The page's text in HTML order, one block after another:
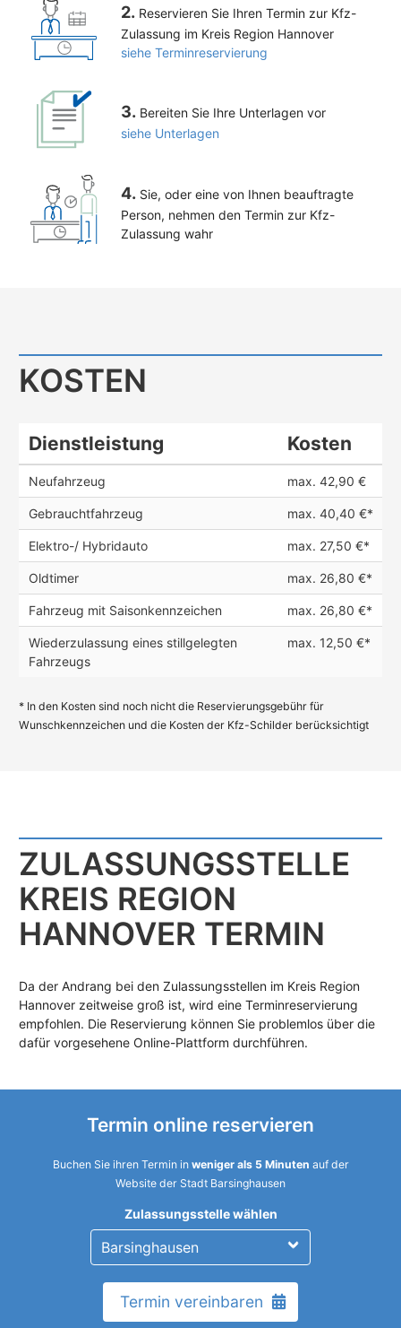
2. Reservieren Sie Ihren Termin zur Kfz-
Zulassung im Kreis Region Hannover
siehe Terminreservierung
3. Bereiten Sie Ihre Unterlagen vor
siehe Unterlagen
4. Sie, oder eine von Ihnen beauftragte
Person, nehmen den Termin zur Kfz-
Zulassung wahr
KOSTEN
Dienstleistung Kosten
Neufahrzeug max. 42,90 €
Gebrauchtfahrzeug max. 40,40 €*
Elektro-/ Hybridauto max. 27,50 €*
Oldtimer max. 26,80 €*
Fahrzeug mit Saisonkennzeichen max. 26,80 €*
Wiederzulassung eines stillgelegten
Fahrzeugs
max. 12,50 €*
* In den Kosten sind noch nicht die Reservierungsgebühr für
Wunschkennzeichen und die Kosten der Kfz-Schilder berücksichtigt
ZULASSUNGS­STELLE
KREIS REGION
HANNOVER TERMIN
Da der Andrang bei den Zulassungsstellen im Kreis Region
Hannover zeitweise groß ist, wird eine Terminreservierung
empfohlen. Die Reservierung können Sie problemlos über die
dafür vorgesehene Online-Plattform durchführen.
Termin online reservieren
Buchen Sie ihren Termin in weniger als 5 Minuten auf der
Website der Stadt Barsinghausen
Zulassungsstelle wählen
Termin vereinbaren